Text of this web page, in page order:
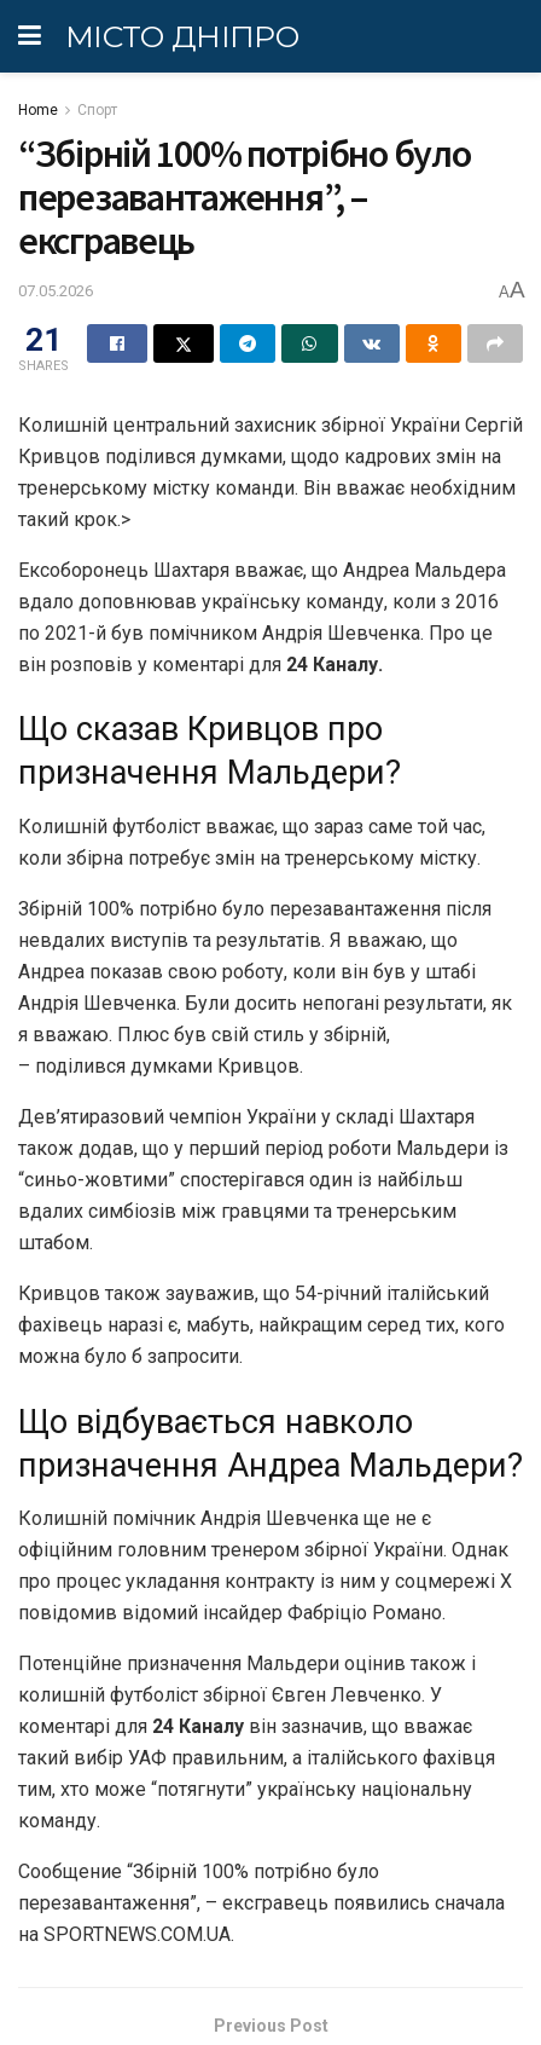
МІСТО ДНІПРО
Home Спорт
“Збірній 100% потрібно було
перезавантаження”, –
ексгравець
07.05.2026 AA
21
SHARES
Колишній центральний захисник збірної України Сергій
Кривцов поділився думками, щодо кадрових змін на
тренерському містку команди. Він вважає необхідним
такий крок.>
Ексоборонець Шахтаря вважає, що Андреа Мальдера
вдало доповнював українську команду, коли з 2016
по 2021-й був помічником Андрія Шевченка. Про це
він розповів у коментарі для 24 Каналу.
Що сказав Кривцов про
призначення Мальдери?
Колишній футболіст вважає, що зараз саме той час,
коли збірна потребує змін на тренерському містку.
Збірній 100% потрібно було перезавантаження після
невдалих виступів та результатів. Я вважаю, що
Андреа показав свою роботу, коли він був у штабі
Андрія Шевченка. Були досить непогані результати, як
я вважаю. Плюс був свій стиль у збірній,
– поділився думками Кривцов.
Дев’ятиразовий чемпіон України у складі Шахтаря
також додав, що у перший період роботи Мальдери із
“синьо-жовтими” спостерігався один із найбільш
вдалих симбіозів між гравцями та тренерським
штабом.
Кривцов також зауважив, що 54-річний італійський
фахівець наразі є, мабуть, найкращим серед тих, кого
можна було б запросити.
Що відбувається навколо
призначення Андреа Мальдери?
Колишній помічник Андрія Шевченка ще не є
офіційним головним тренером збірної України. Однак
про процес укладання контракту із ним у соцмережі Х
повідомив відомий інсайдер Фабріціо Романо.
Потенційне призначення Мальдери оцінив також і
колишній футболіст збірної Євген Левченко. У
коментарі для 24 Каналу він зазначив, що вважає
такий вибір УАФ правильним, а італійського фахівця
тим, хто може “потягнути” українську національну
команду.
Сообщение “Збірній 100% потрібно було
перезавантаження”, – ексгравець появились сначала
на SPORTNEWS.COM.UA.
Previous Post